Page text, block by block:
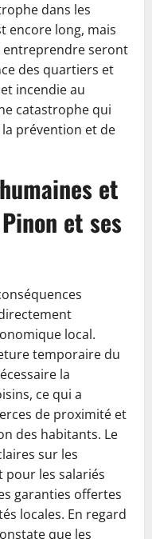
dans les
encore long, mais
entreprendre seront
des quartiers et
incendie au
catastrophe qui
prévention et de
et
et ses
local.
temporaire du
la
ce qui a
de proximité et
des habitants. Le
sur les
pour les salariés
garanties offertes
locales. En regard
que les